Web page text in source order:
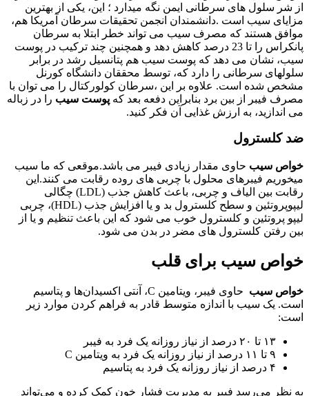
از شر سلول های سرطانی ایمن نگه میدارد ؛ این، یکی از بهترین
مزایای سیب است .دانشمندان انجمن تحقیقات سرطان آمریکا هم،
موافق هستند که مصرف سیب می تواند خطر ابتلا به سرطان
پانکراس را تا 23 درصد کاهش دهد و همچنین چند ترکیب در پوست
سیب، نشان می دهد که پوست سیب هم پتانسیل رشد در برابر
سلولهای سرطانی را دارد که، توسط محققان دانشگاه کورنل
مشخص شده است. علاوه بر این ،سرطان کولورکتال را می توان با
مصرف فیبر از بین برد بنابراین دفعه بعد که پوست سیب را در زباله
می اندازید، به ارزش غذایی آن فکر کنید.
ضد کلسترول
خواص سیب حاوی مقدار زیادی فیبر می باشد.موقعی که ما سیب
میخوریم فیبرهای محلول با چربی های روده رقابت می کنند.این
رقابت بین الیاف و چربی، باعث کاهش جذب (LDL) چگالی
لیپوپروتئین و سطح کلسترول بد و یا افزایش جذب (HDL)، چربی
لیپو پروتئین و کلسترول خوب می شود که این باعث تنظیم و یا از
بین رفتن کلسترول های مضر در بدن می شود.
خواص سیب برای قلب
خواص سیب
حاوی فیبر، ویتامین C، آنتی اکسیدان‌ها و پتاسیم
است. یک سیب با اندازه متوسط ​​قادر به فراهم کردن موارد زیر
است:
۱۳ تا ۲۰ درصد از نیاز روزانه یک فرد به فیبر
۹ تا ۱۱ درصد از نیاز روزانه یک فرد به ویتامین C
۴ درصد از نیاز روزانه یک فرد به پتاسیم
به نظر می‌رسد فیبر به مدیریت فشار خون کمک کرده و می‌تواند